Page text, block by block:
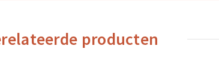
producten